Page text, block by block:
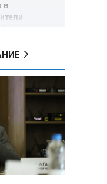
в
труда
принесла